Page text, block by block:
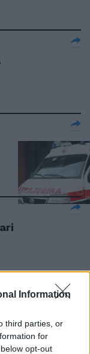
Information
third parties, or
for
opt-out